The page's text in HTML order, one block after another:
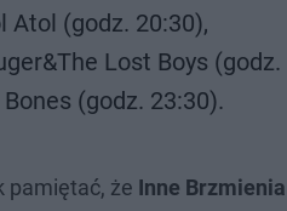
Atol (godz. 20:30),
Lost Boys (godz.
(godz. 23:30).
pamiętać, że Inne Brzmienia